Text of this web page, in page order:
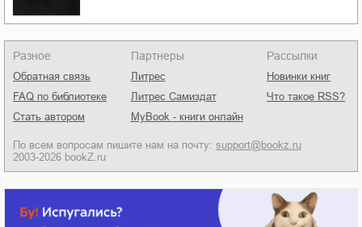
Разное
Обратная связь
FAQ по библиотеке
Стать автором
Партнеры
Литрес
Литрес Самиздат
MyBook - книги онлайн
Рассылки
Новинки книг
Что такое RSS?
По всем вопросам пишите нам на почту: support@bookz.ru
2003-2026 bookZ.ru